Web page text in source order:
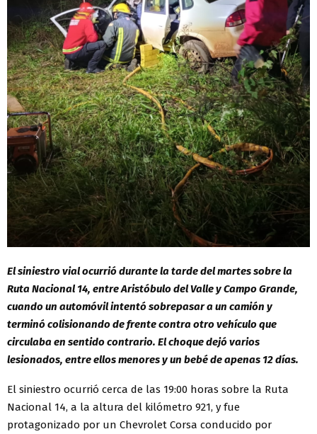
El siniestro vial ocurrió durante la tarde del martes sobre la
Ruta Nacional 14, entre Aristóbulo del Valle y Campo Grande,
cuando un automóvil intentó sobrepasar a un camión y
terminó colisionando de frente contra otro vehículo que
circulaba en sentido contrario. El choque dejó varios
lesionados, entre ellos menores y un bebé de apenas 12 días.
El siniestro ocurrió cerca de las 19:00 horas sobre la Ruta
Nacional 14, a la altura del kilómetro 921, y fue
protagonizado por un Chevrolet Corsa conducido por